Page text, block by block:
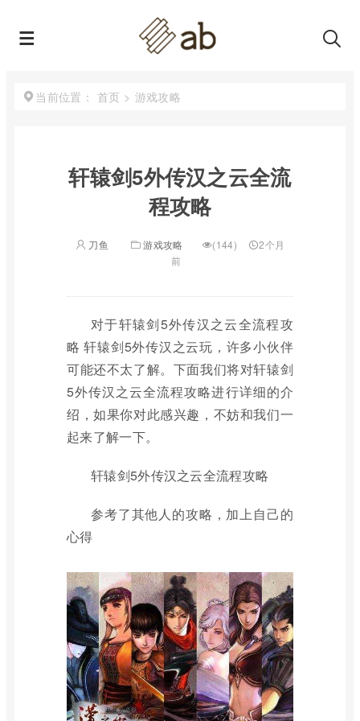
当前位置： 首页 > 游戏攻略
轩辕剑5外传汉之云全流
程攻略
刀鱼 游戏攻略 (144)
2个月
前
对于轩辕剑5外传汉之云全流程攻
略 轩辕剑5外传汉之云玩，许多小伙伴
可能还不太了解。下面我们将对轩辕剑
5外传汉之云全流程攻略进行详细的介
绍，如果你对此感兴趣，不妨和我们一
起来了解一下。
轩辕剑5外传汉之云全流程攻略
参考了其他人的攻略，加上自己的
心得